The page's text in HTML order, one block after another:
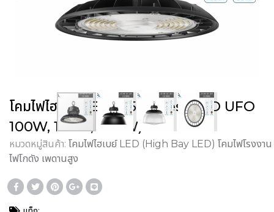
โคมไฟไฮเบย์ LED E15 Series (ECO UFO
100W, 150W, 200W)
หมวดหมู่สินค้า: โคมไฟไฮเบย์ LED (High Bay LED) โคมไฟโรงงาน
ไฟโกดัง เพดานสูง